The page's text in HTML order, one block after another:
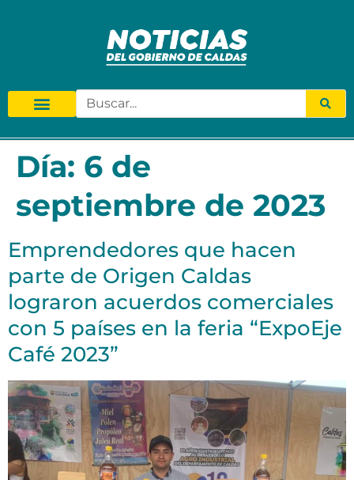
Día: 6 de
septiembre de 2023
Emprendedores que hacen
parte de Origen Caldas
lograron acuerdos comerciales
con 5 países en la feria “ExpoEje
Café 2023”